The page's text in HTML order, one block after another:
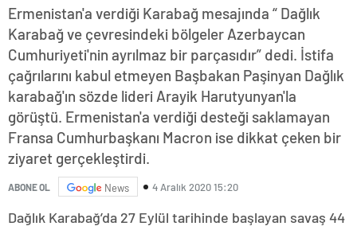
Ermenistan'a verdiği Karabağ mesajında “ Dağlık
Karabağ ve çevresindeki bölgeler Azerbaycan
Cumhuriyeti'nin ayrılmaz bir parçasıdır” dedi. İstifa
çağrılarını kabul etmeyen Başbakan Paşinyan Dağlık
karabağ'ın sözde lideri Arayik Harutyunyan'la
görüştü. Ermenistan'a verdiği desteği saklamayan
Fransa Cumhurbaşkanı Macron ise dikkat çeken bir
ziyaret gerçekleştirdi.
ABONE OL News 4 Aralık 2020 15:20
Dağlık Karabağ’da 27 Eylül tarihinde başlayan savaş 44